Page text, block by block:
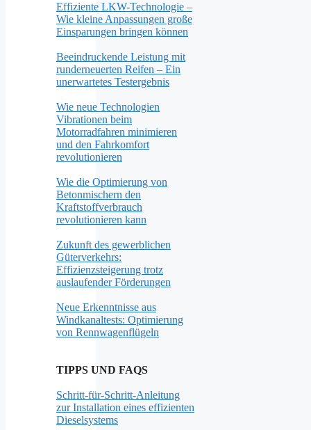
Effiziente LKW-Technologie –
Wie kleine Anpassungen große
Einsparungen bringen können
Beeindruckende Leistung mit
runderneuerten Reifen – Ein
unerwartetes Testergebnis
Wie neue Technologien
Vibrationen beim
Motorradfahren minimieren
und den Fahrkomfort
revolutionieren
Wie die Optimierung von
Betonmischern den
Kraftstoffverbrauch
revolutionieren kann
Zukunft des gewerblichen
Güterverkehrs:
Effizienzsteigerung trotz
auslaufender Förderungen
Neue Erkenntnisse aus
Windkanaltests: Optimierung
von Rennwagenflügeln
TIPPS UND FAQS
Schritt-für-Schritt-Anleitung
zur Installation eines effizienten
Dieselsystems